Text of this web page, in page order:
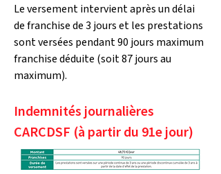
Le versement intervient après un délai
de franchise de 3 jours et les prestations
sont versées pendant 90 jours maximum
franchise déduite (soit 87 jours au
maximum).
Indemnités journalières
CARCDSF (à partir du 91e jour)